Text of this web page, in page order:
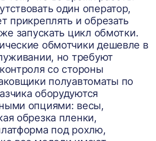
один оператор,
прикреплять и обрезать
запускать цикл обмотки.
обмотчики дешевле в
но требуют
со стороны
полуавтоматы по
оборудуются
опциями: весы,
обрезка пленки,
под рохлю,